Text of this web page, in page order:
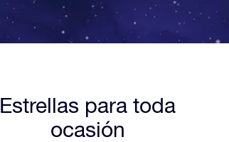
Estrellas para toda
ocasión